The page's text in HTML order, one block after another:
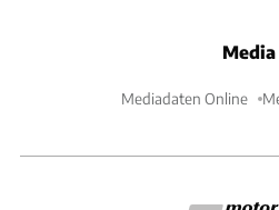
Media
Mediadaten Online